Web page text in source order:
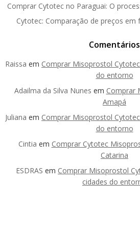
Comprar Cytotec no Paraguai: O
Cytotec: Comparação de preços em
Comentários
Raissa em Comprar Misoprostol
do entorno
Adailma da Silva Nunes em Comprar
Amapá
Juliana em Comprar Misoprostol
do entorno
Cintia em Comprar Cytotec
Catarina
ESDRAS em Comprar Misoprostol
cidades do